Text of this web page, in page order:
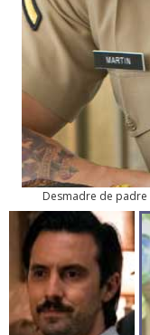
Desmadre de padre